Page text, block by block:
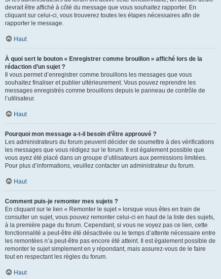
devrait être affiché à côté du message que vous souhaitez rapporter. En
cliquant sur celui-ci, vous trouverez toutes les étapes nécessaires afin de
rapporter le message.
Haut
À quoi sert le bouton « Enregistrer comme brouillon » affiché lors de la
rédaction d’un sujet ?
Il vous permet d’enregistrer comme brouillons les messages que vous
souhaitez finaliser et publier ultérieurement. Vous pouvez reprendre les
messages enregistrés comme brouillons depuis le panneau de contrôle de
l’utilisateur.
Haut
Pourquoi mon message a-t-il besoin d’être approuvé ?
Les administrateurs du forum peuvent décider de soumettre à des vérifications
les messages que vous rédigez sur le forum. Il est également possible que
vous ayez été placé dans un groupe d’utilisateurs aux permissions limitées.
Pour plus d’informations, veuillez contacter un administrateur du forum.
Haut
Comment puis-je remonter mes sujets ?
En cliquant sur le lien « Remonter le sujet » lorsque vous êtes en train de
consulter un sujet, vous pouvez remonter celui-ci en haut de la liste des sujets,
à la première page du forum. Cependant, si vous ne voyez pas ce lien, cette
fonctionnalité a peut-être été désactivée ou le temps d’attente nécessaire entre
les remontées n’a peut-être pas encore été atteint. Il est également possible de
remonter le sujet simplement en y répondant, mais assurez-vous de le faire
tout en respectant les règles du forum.
Haut